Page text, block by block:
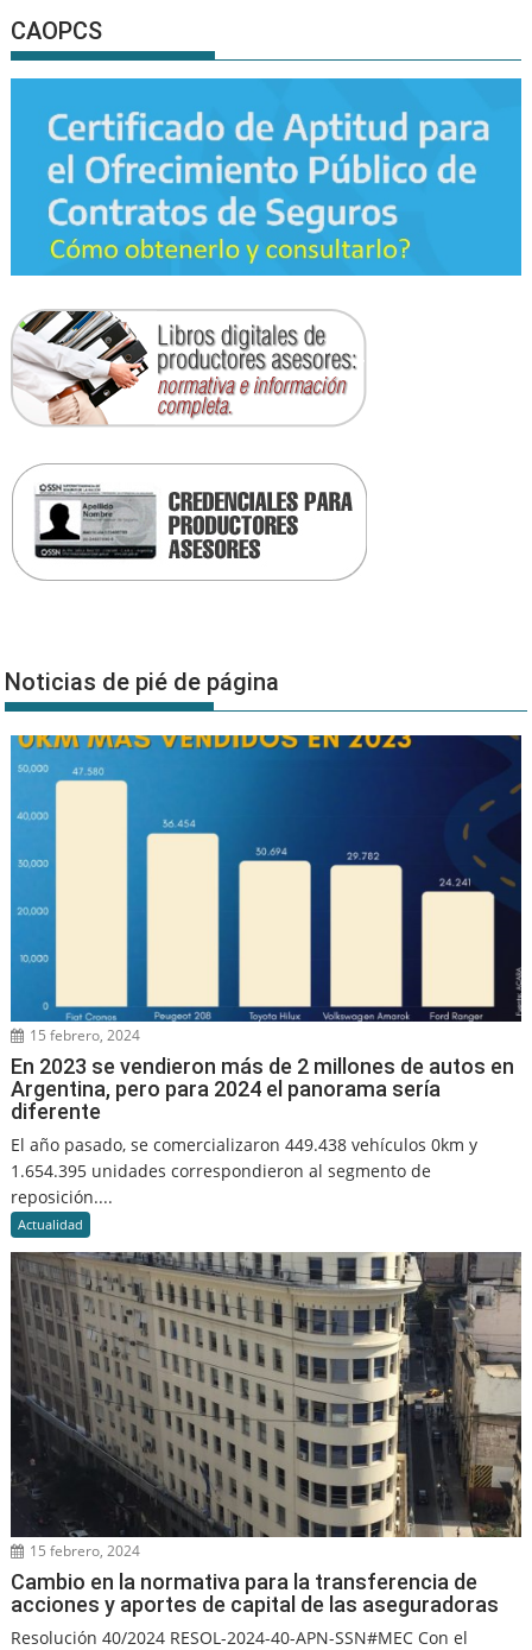
CAOPCS
Noticias de pié de página
15 febrero, 2024
En 2023 se vendieron más de 2 millones de autos en
Argentina, pero para 2024 el panorama sería
diferente
El año pasado, se comercializaron 449.438 vehículos 0km y
1.654.395 unidades correspondieron al segmento de
reposición....
Actualidad
15 febrero, 2024
Cambio en la normativa para la transferencia de
acciones y aportes de capital de las aseguradoras
Resolución 40/2024 RESOL-2024-40-APN-SSN#MEC Con el